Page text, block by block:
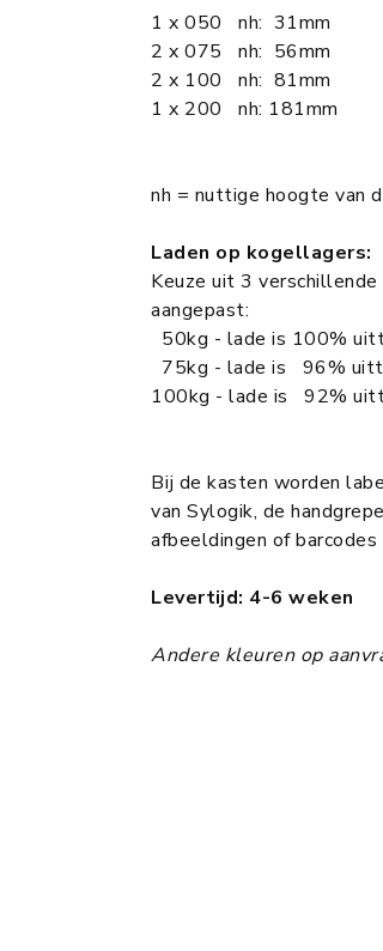
1 x 050 nh: 31mm
2 x 075 nh: 56mm
2 x 100 nh: 81mm
1 x 200 nh: 181mm
nh = nuttige hoogte van
Laden op kogellagers:
Keuze uit 3
aangepast:
50kg - lade is 100%
75kg - lade is 96%
100kg - lade is 92%
Bij de kasten worden
van Sylogik, de
afbeeldingen of
Levertijd: 4-6 weken
Andere kleuren op